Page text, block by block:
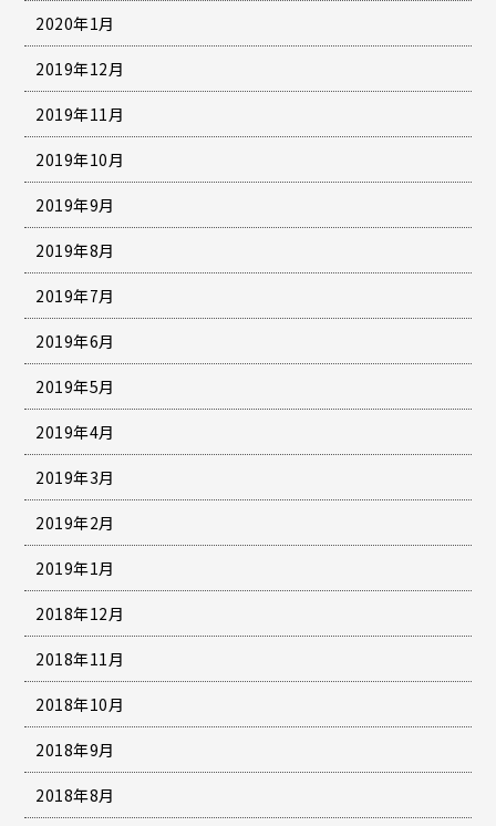
2020年1月
2019年12月
2019年11月
2019年10月
2019年9月
2019年8月
2019年7月
2019年6月
2019年5月
2019年4月
2019年3月
2019年2月
2019年1月
2018年12月
2018年11月
2018年10月
2018年9月
2018年8月